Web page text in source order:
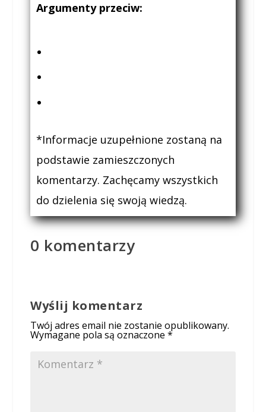
Argumenty przeciw:
*Informacje uzupełnione zostaną na
podstawie zamieszczonych
komentarzy. Zachęcamy wszystkich
do dzielenia się swoją wiedzą.
0 komentarzy
Wyślij komentarz
Twój adres email nie zostanie opublikowany.
Wymagane pola są oznaczone*